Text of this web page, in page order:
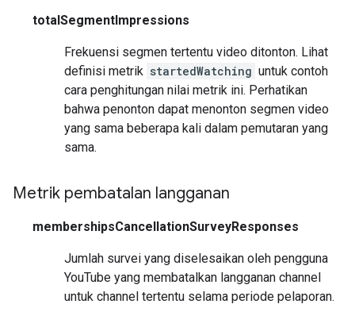
totalSegmentImpressions
Frekuensi segmen tertentu video ditonton. Lihat
definisi metrik startedWatching untuk contoh
cara penghitungan nilai metrik ini. Perhatikan
bahwa penonton dapat menonton segmen video
yang sama beberapa kali dalam pemutaran yang
sama.
Metrik pembatalan langganan
membershipsCancellationSurveyResponses
Jumlah survei yang diselesaikan oleh pengguna
YouTube yang membatalkan langganan channel
untuk channel tertentu selama periode pelaporan.